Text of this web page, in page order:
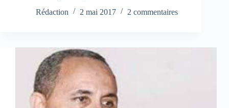
Rédaction
2 mai 2017 2 commentaires